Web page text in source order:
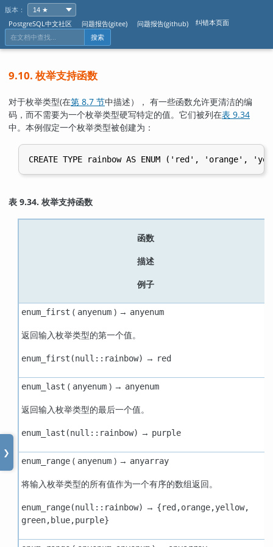
版本：
PostgreSQL中文社区
问题报告(gitee) 问题报告(github) 纠错本页面
搜索
❯
9.10. 枚举支持函数
对于枚举类型(在第 8.7 节中描述）， 有一些函数允许更清洁的编
码，而不需要为一个枚举类型硬写特定的值。它们被列在表 9.34
中。本例假定一个枚举类型被创建为：
表 9.34. 枚举支持函数
函数
描述
例子
enum_first ( anyenum) → anyenum
返回输入枚举类型的第一个值。
enum_first(null::rainbow) → red
enum_last ( anyenum) → anyenum
返回输入枚举类型的最后一个值。
enum_last(null::rainbow) → purple
enum_range( anyenum) → anyarray
将输入枚举类型的所有值作为一个有序的数组返回。
enum_range(null::rainbow) → {red,orange,yellow,​
green,blue,purple}